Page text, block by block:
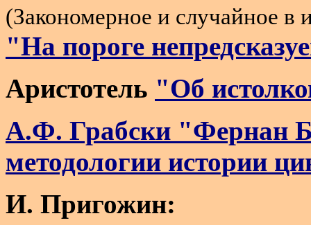
(Закономерное и случайное в
"На пороге
Аристотель "Об
А.Ф. Грабски "Фернан
методологии истории
И. Пригожин: